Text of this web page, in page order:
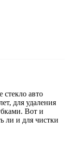
стекло авто
для удаления
Вот и
ли и для чистки